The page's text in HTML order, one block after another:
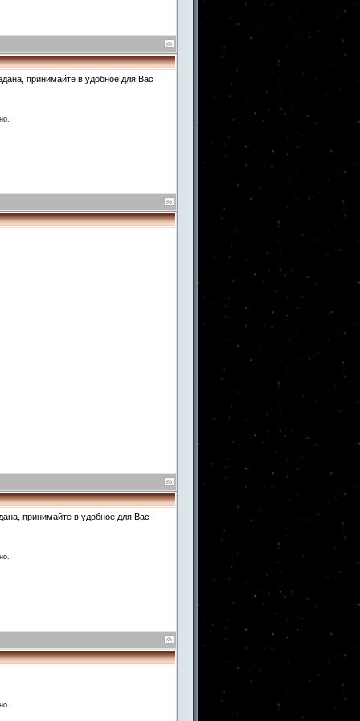
принимайте в удобное для Вас
принимайте в удобное для Вас